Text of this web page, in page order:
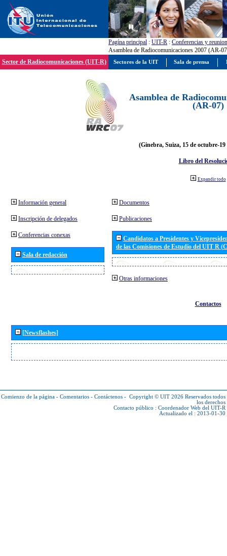
Pagína principal : UIT-R : Conferencias y
Asamblea de Radiocomunicaciones 2007 (AR-
Sector de Radiocomunicaciones (UIT-R)
Asamblea de
(AR-07)
(Ginebra, Suiza, 15 de octubre-19
Libro del
Expandir todo
Información general
Inscripción de delegados
Conferencias conexas
Sala de redacción
Documentos
Publicaciones
Candidatos a Presidentes y
de las Comisiones de Estudio del UIT R
Otras informaciones
Contactos
[Newsflashes]
Comienzo de la página - Comentarios - Contáctenos - Copyright © UIT 2026 Reservados todos
los derechos
Contacto público : Coordenador Web del UIT-R
Actualizado el : 2013-01-30
Sectores de la UIT Sala de prensa